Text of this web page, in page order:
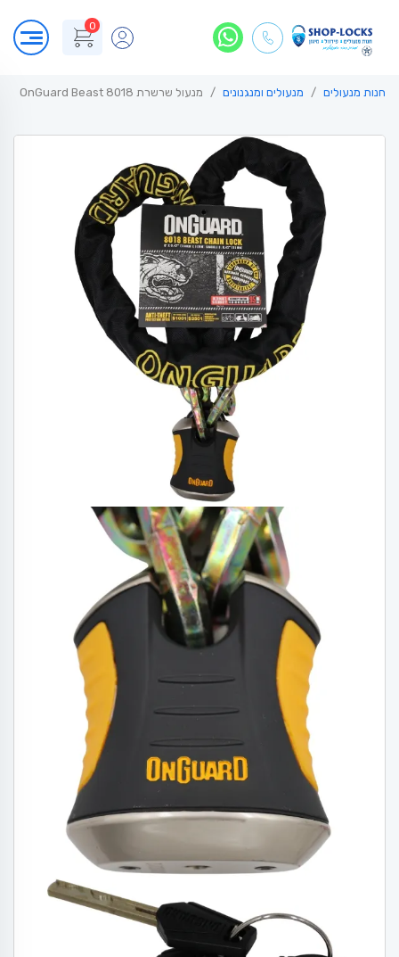
0
חנות מנעולים מנעולים ומנגנונים מנעול שרשרת OnGuard Beast 8018